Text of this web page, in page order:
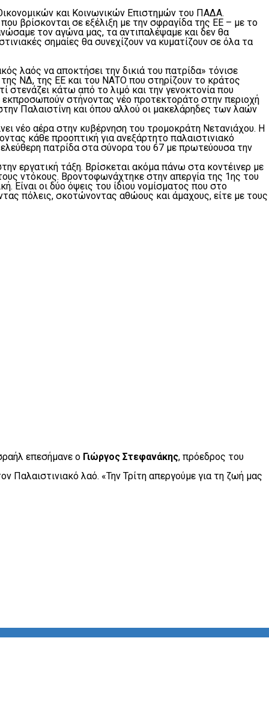
και Κοινωνικών Επιστημών του ΠΑΔΑ.
βρίσκονται σε εξέλιξη με την σφραγίδα της ΕΕ – με το
τον αγώνα μας, τα αντιπαλέψαμε και δεν θα
σημαίες θα συνεχίζουν να κυματίζουν σε όλα τα
λαός να αποκτήσει την δικιά του πατρίδα» τόνισε
ΝΔ, της ΕΕ και του ΝΑΤΟ που στηρίζουν το κράτος
στενάζει κάτω από το λιμό και την γενοκτονία που
εκπροσωπούν στήνοντας νέο προτεκτοράτο στην περιοχή
Παλαιστίνη και όπου αλλού οι μακελάρηδες των λαών
νέο αέρα στην κυβέρνηση του τρομοκράτη Νετανιάχου. Η
κάθε προοπτική για ανεξάρτητο παλαιστινιακό
πατρίδα στα σύνορα του 67 με πρωτεύουσα την
εργατική τάξη. Βρίσκεται ακόμα πάνω στα κοντέινερ με
ντόκους. Βροντοφωνάχτηκε στην απεργία της 1ης του
Είναι οι δύο όψεις του ίδιου νομίσματος που στο
πόλεις, σκοτώνοντας αθώους και άμαχους, είτε με τους
επεσήμανε ο Γιώργος Στεφανάκης, πρόεδρος του
Παλαιστινιακό λαό. «Την Τρίτη απεργούμε για τη ζωή μας